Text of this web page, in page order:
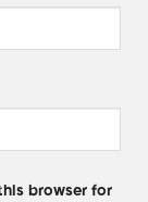
browser for